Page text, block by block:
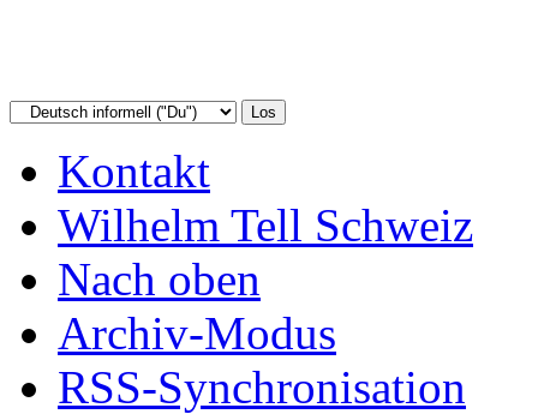
Kontakt
Wilhelm Tell Schweiz
Nach oben
Archiv-Modus
RSS-Synchronisation